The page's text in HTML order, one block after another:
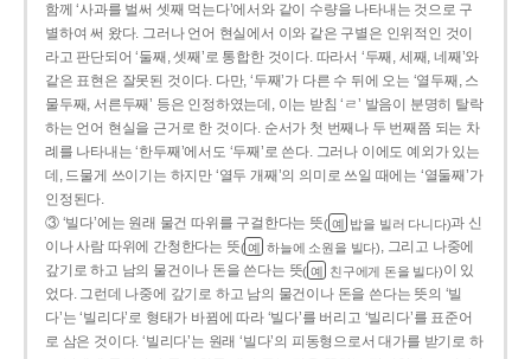
함께 ‘사과를 벌써 셋째 먹는다’에서와 같이 수량을 나타내는 것으로 구
별하여 써 왔다. 그러나 언어 현실에서 이와 같은 구별은 인위적인 것이
라고 판단되어 ‘둘째, 셋째’로 통합한 것이다. 따라서 ‘두째, 세째, 네째’와
같은 표현은 잘못된 것이다. 다만, ‘두째’가 다른 수 뒤에 오는 ‘열두째, 스
물두째, 서른두째’ 등은 인정하였는데, 이는 받침 ‘ㄹ’ 발음이 분명히 탈락
하는 언어 현실을 근거로 한 것이다. 순서가 첫 번째나 두 번째쯤 되는 차
례를 나타내는 ‘한두째’에서도 ‘두째’로 쓴다. 그러나 이에도 예외가 있는
데, 드물게 쓰이기는 하지만 ‘열두 개째’의 의미로 쓰일 때에는 ‘열둘째’가
인정된다.
③ ‘빌다’에는 원래 물건 따위를 구걸한다는 뜻( 예 밥을 빌러 다니다)과 신
이나 사람 따위에 간청한다는 뜻( 예 하늘에 소원을 빌다), 그리고 나중에
갚기로 하고 남의 물건이나 돈을 쓴다는 뜻( 예 친구에게 돈을 빌다)이 있
었다. 그런데 나중에 갚기로 하고 남의 물건이나 돈을 쓴다는 뜻의 ‘빌
다’는 ‘빌리다’로 형태가 바뀜에 따라 ‘빌다’를 버리고 ‘빌리다’를 표준어
로 삼은 것이다. ‘빌리다’는 원래 ‘빌다’의 피동형으로서 대가를 받기로 하